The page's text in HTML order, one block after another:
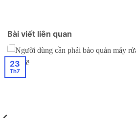
Bài viết liên quan
23
Th7